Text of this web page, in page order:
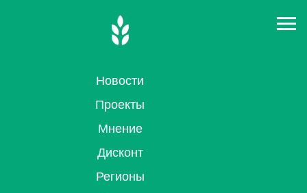
Новости
Проекты
Мнение
Дисконт
Регионы